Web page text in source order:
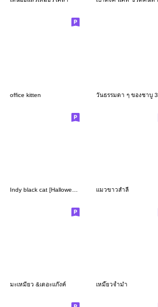
office kitten วันธรรมดา ๆ ของชาบู 3
แมวขาวสำลี
มะเหมียว &เดอะแก๊งค์ เหมี๊ยวจ้ำม่ำ